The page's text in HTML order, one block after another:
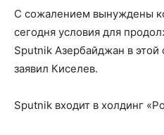
С сожалением вынуждены
сегодня условия для
Sputnik Азербайджан в этой
заявил Киселев.
Sputnik входит в холдинг